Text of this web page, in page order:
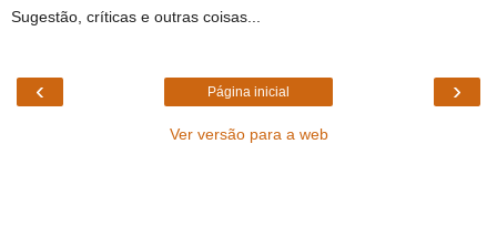
Sugestão, críticas e outras coisas...
‹ ›
Página inicial
Ver versão para a web